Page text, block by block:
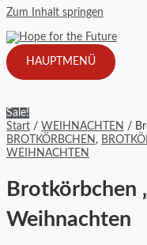
Zum Inhalt springen
HAUPTMENÜ
Sale!
Start / WEIHNACHTEN /
BROTKÖRBCHEN ,
WEIHNACHTEN
Brotkörbchen
Weihnachten